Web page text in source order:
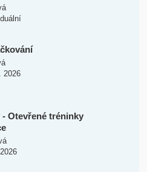
2026
Otevřené tréninky